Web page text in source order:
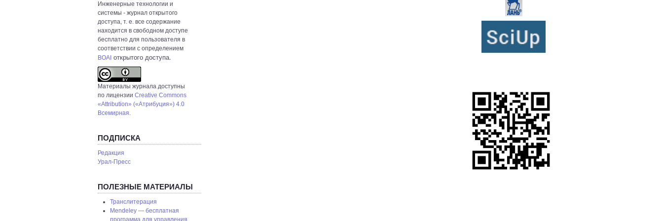
Инженерные технологии и
системы - журнал открытого
доступа, т. е. все содержание
находится в свободном доступе
бесплатно для пользователя в
соответствии с определением
BOAI открытого доступа.
Материалы журнала доступны
по лицензии Creative Commons
«Attribution» («Атрибуция») 4.0
Всемирная.
ПОДПИСКА
Редакция
Урал-Пресс
ПОЛЕЗНЫЕ МАТЕРИАЛЫ
Транслитерация
Mendeley — бесплатная
программа для управления